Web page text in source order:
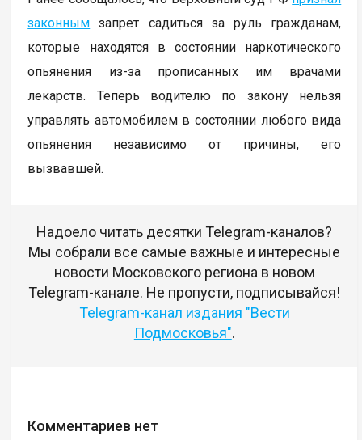
законным запрет садиться за руль гражданам,
которые находятся в состоянии наркотического
опьянения из-за прописанных им врачами
лекарств. Теперь водителю по закону нельзя
управлять автомобилем в состоянии любого вида
опьянения независимо от причины, его
вызвавшей.
Надоело читать десятки Telegram-каналов?
Мы собрали все самые важные и интересные
новости Московского региона в новом
Telegram-канале. Не пропусти, подписывайся!
Telegram-канал издания "Вести
Подмосковья".
Комментариев нет